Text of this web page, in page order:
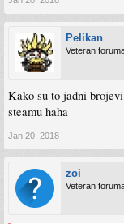
Pelikan
Veteran
Kako su to jadni
steamu haha
Jan 20, 2018
zoi
Veteran